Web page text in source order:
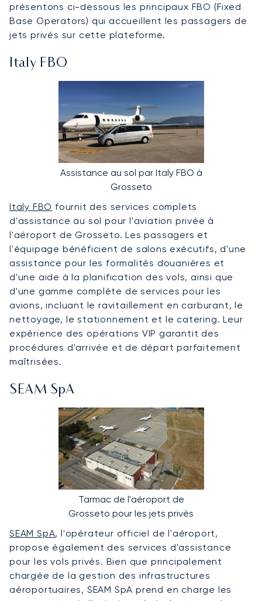
présentons ci-dessous les principaux FBO (Fixed
Base Operators) qui accueillent les passagers de
jets privés sur cette plateforme.
Italy FBO
Assistance au sol par Italy FBO à
Grosseto
Italy FBO fournit des services complets
d'assistance au sol pour l'aviation privée à
l'aéroport de Grosseto. Les passagers et
l'équipage bénéficient de salons exécutifs, d'une
assistance pour les formalités douanières et
d'une aide à la planification des vols, ainsi que
d'une gamme complète de services pour les
avions, incluant le ravitaillement en carburant, le
nettoyage, le stationnement et le catering. Leur
expérience des opérations VIP garantit des
procédures d'arrivée et de départ parfaitement
maîtrisées.
SEAM SpA
Tarmac de l'aéroport de
Grosseto pour les jets privés
SEAM SpA, l'opérateur officiel de l'aéroport,
propose également des services d'assistance
pour les vols privés. Bien que principalement
chargée de la gestion des infrastructures
aéroportuaires, SEAM SpA prend en charge les